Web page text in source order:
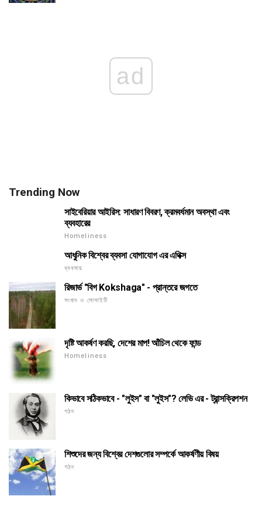
ad
Trending Now
সাইবেরিয়ার আইরিস: সাধারণ বিবরণ, ক্রমবর্ধমান অবস্থা এবং
ব্যবহারের
Homeliness
আধুনিক বিশ্বের ব্যবসা যোগাযোগ এর এথিক্স
ব্যবসায়
রিজার্ভ "বিগ Kokshaga" - প্রান্তরে জগতে
সংবাদ ও সোসাইটি
দৃষ্টি আকর্ষণ করছি, দেশের মাপ! আঁচিল থেকে ফান্ড
Homeliness
কিভাবে সঠিকভাবে - "লুইস" বা "লুইস"? লেভি এর - ট্রান্সক্রিপশন
গঠন
শিশুদের জন্য বিশ্বের দেশগুলোর সম্পর্কে আকর্ষণীয় বিষয়
গঠন